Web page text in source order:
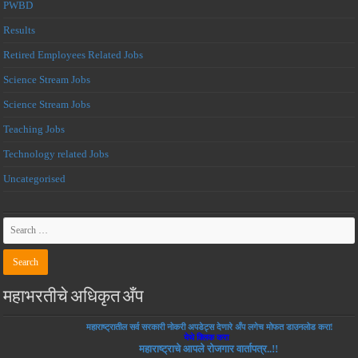
PWBD
Results
Retired Employees Related Jobs
Science Stream Jobs
Science Stream Jobs
Teaching Jobs
Technology related Jobs
Uncategorised
महाभरतीचे अधिकृत अँप
महाराष्ट्रातील सर्व सरकारी नोकरी अपडेट्स देणारे अँप लगेच मोफत डाउनलोड करा!
येथे क्लिक करा
महाराष्ट्राचे आपले रोजगार वार्तापत्र..!!